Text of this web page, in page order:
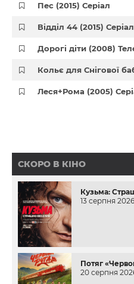
Пес (2015) Серіал
Відділ 44 (2015) Серіал
Дорогі діти (2008)
Кольє для Снігової
Леся+Рома (2005)
СКОРО В КІНО
Кузьма:
13 серпня 2026
Потяг
20 серпня